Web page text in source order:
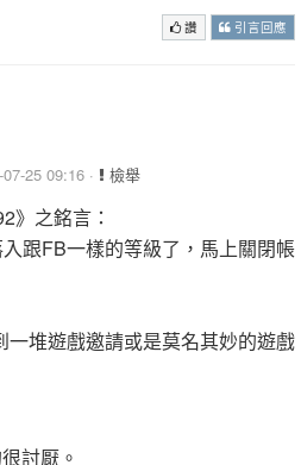
讚 引言回應
25 09:16 · 檢舉
》之銘言：
跟FB一樣的等級了，馬上關閉帳
一堆遊戲邀請或是莫名其妙的遊戲
討厭。